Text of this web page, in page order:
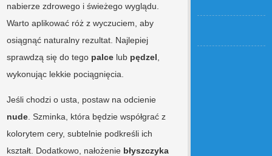
nabierze zdrowego i świeżego wyglądu.
Warto aplikować róż z wyczuciem, aby
osiągnąć naturalny rezultat. Najlepiej
sprawdzą się do tego palce lub pędzel
wykonując lekkie pociągnięcia.
Jeśli chodzi o usta, postaw na odcienie
nude . Szminka, która będzie współgrać z
kolorytem cery, subtelnie podkreśli ich
kształt. Dodatkowo, nałożenie błyszczyka